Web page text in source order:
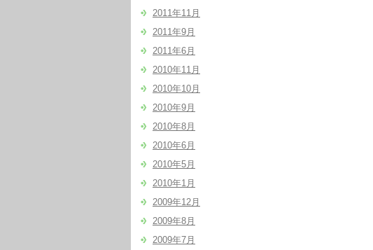
2011年11月
2011年9月
2011年6月
2010年11月
2010年10月
2010年9月
2010年8月
2010年6月
2010年5月
2010年1月
2009年12月
2009年8月
2009年7月